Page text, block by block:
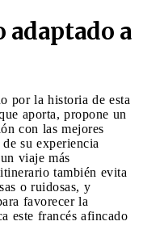
a
por la historia de esta
aporta, propone un
con las mejores
su experiencia
viaje más
también evita
o ruidosas, y
favorecer la
este francés afincado